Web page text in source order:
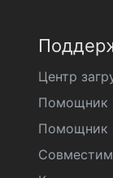
Центр
Помощник
Помощник